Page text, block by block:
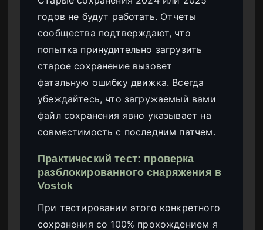
годов не будут работать. Отчеты
сообщества подтверждают, что
попытка принудительно загрузить
старое сохранение вызовет
фатальную ошибку движка. Всегда
убеждайтесь, что загружаемый вами
файл сохранения явно указывает на
совместимость с последним патчем.
Практический тест: проверка
разблокированного снаряжения в
Vostok
При тестировании этого конкретного
сохранения со 100% прохождением я